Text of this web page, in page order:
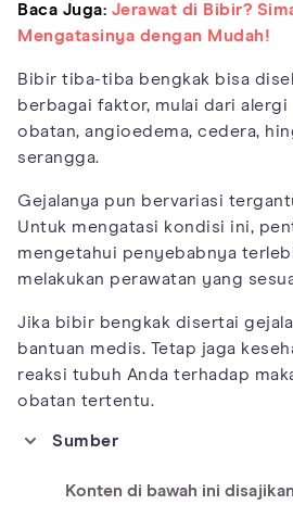
Baca Juga: Jerawat di Bibir?
Mengatasinya dengan Mudah!
Bibir tiba-tiba bengkak bisa
berbagai faktor, mulai dari alergi
obatan, angioedema, cedera,
serangga.
Gejalanya pun bervariasi
Untuk mengatasi kondisi ini,
mengetahui penyebabnya
melakukan perawatan yang
Jika bibir bengkak disertai
bantuan medis. Tetap jaga
reaksi tubuh Anda terhadap
obatan tertentu.
Sumber
granulomatous
Konten di bawah ini